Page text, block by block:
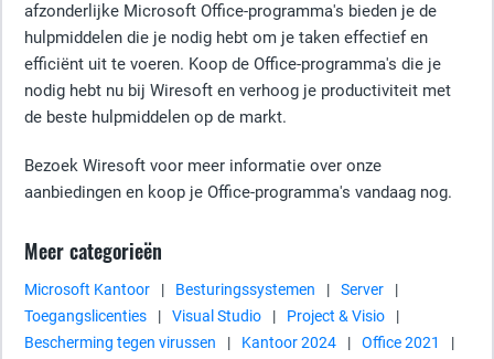
afzonderlijke Microsoft Office-programma's bieden je de
hulpmiddelen die je nodig hebt om je taken effectief en
efficiënt uit te voeren. Koop de Office-programma's die je
nodig hebt nu bij Wiresoft en verhoog je productiviteit met
de beste hulpmiddelen op de markt.
Bezoek Wiresoft voor meer informatie over onze
aanbiedingen en koop je Office-programma's vandaag nog.
Meer categorieën
Microsoft Kantoor | Besturingssystemen | Server
|
Toegangslicenties
| Visual Studio | Project & Visio
|
Bescherming tegen virussen
| Kantoor 2024 | Office 2021
|